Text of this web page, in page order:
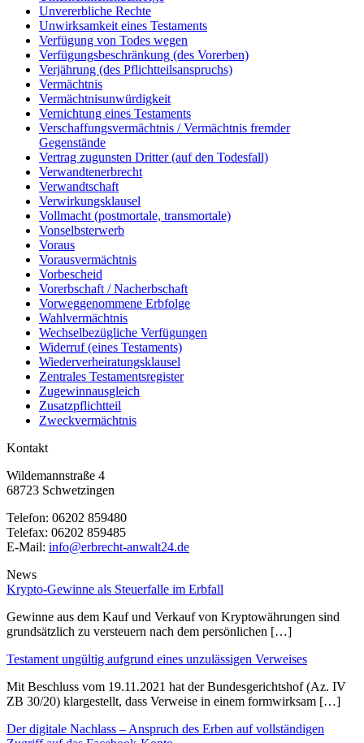
Unvererbliche Rechte
Unwirksamkeit eines Testaments
Verfügung von Todes wegen
Verfügungsbeschränkung (des Vorerben)
Verjährung (des Pflichtteilsanspruchs)
Vermächtnis
Vermächtnisunwürdigkeit
Vernichtung eines Testaments
Verschaffungsvermächtnis / Vermächtnis fremder
Gegenstände
Vertrag zugunsten Dritter (auf den Todesfall)
Verwandtenerbrecht
Verwandtschaft
Verwirkungsklausel
Vollmacht (postmortale, transmortale)
Vonselbsterwerb
Voraus
Vorausvermächtnis
Vorbescheid
Vorerbschaft / Nacherbschaft
Vorweggenommene Erbfolge
Wahlvermächtnis
Wechselbezügliche Verfügungen
Widerruf (eines Testaments)
Wiederverheiratungsklausel
Zentrales Testamentsregister
Zugewinnausgleich
Zusatzpflichtteil
Zweckvermächtnis
Kontakt
Wildemannstraße 4
68723 Schwetzingen
Telefon: 06202 859480
Telefax: 06202 859485
E-Mail: info@erbrecht-anwalt24.de
News
Krypto-Gewinne als Steuerfalle im Erbfall
Gewinne aus dem Kauf und Verkauf von Kryptowährungen sind
grundsätzlich zu versteuern nach dem persönlichen […]
Testament ungültig aufgrund eines unzulässigen Verweises
Mit Beschluss vom 19.11.2021 hat der Bundesgerichtshof (Az. IV
ZB 30/20) klargestellt, dass Verweise in einem formwirksam […]
Der digitale Nachlass – Anspruch des Erben auf vollständigen